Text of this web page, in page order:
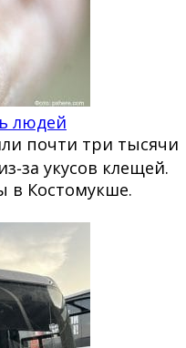
людей
почти три тысячи
укусов клещей.
в Костомукше.